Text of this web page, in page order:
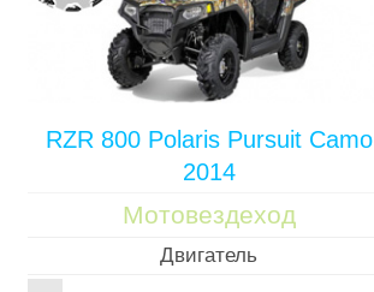
RZR 800 Polaris Pursuit Camo
2014
Мотовездеход
Двигатель